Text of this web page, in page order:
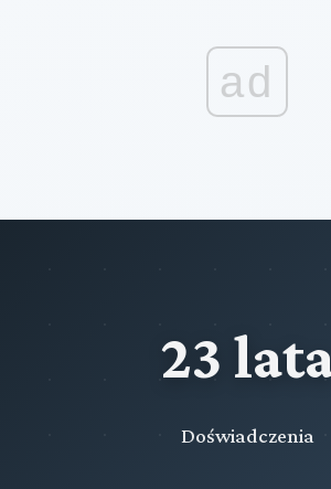
ad
23
Doświadczenia